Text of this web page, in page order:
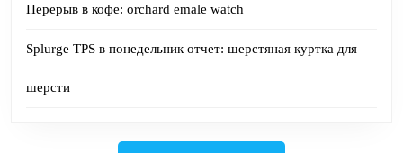
Перерыв в кофе: orchard emale watch
Splurge TPS в понедельник отчет: шерстяная куртка для
шерсти